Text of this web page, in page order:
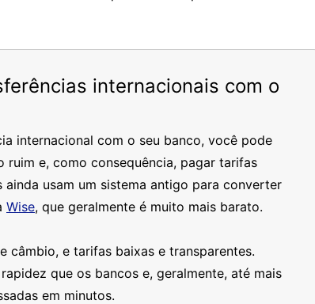
internacionais com o
internacional com o seu banco, você pode
e, como consequência, pagar tarifas
usam um sistema antigo para converter
Wise, que geralmente é muito mais barato.
câmbio, e tarifas baixas e transparentes.
que os bancos e, geralmente, até mais
em minutos.